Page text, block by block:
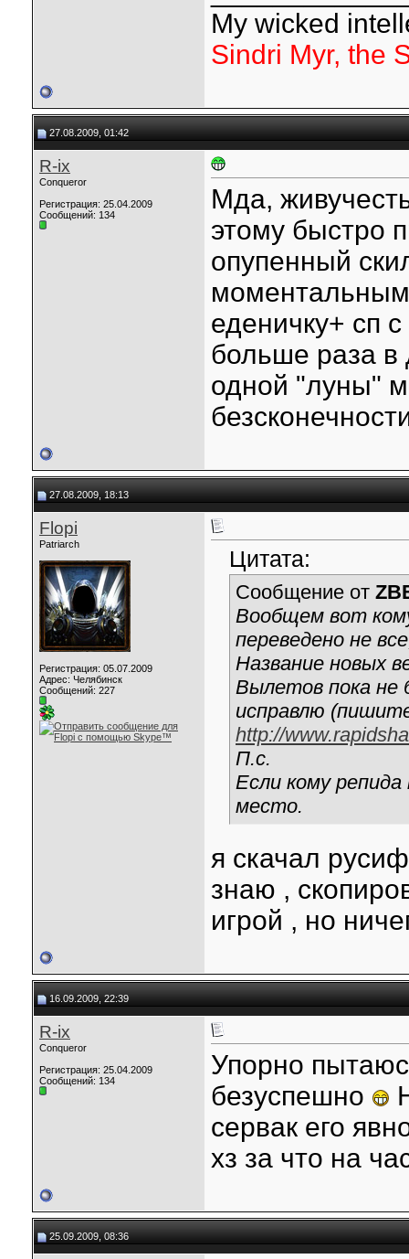
My wicked
Sindri Myr, the
27.08.2009, 01:42
R-ix
Conqueror
Регистрация: 25.04.2009
Сообщений: 134
Мда,
этому быстро
опупенный
еденичку+ сп
больше раза в
одной "луны"
27.08.2009, 18:13
Flopi
Patriarch
Регистрация: 05.07.2009
Адрес: Челябинск
Сообщений: 227
Цитата:
Сообщение от
Вообщем вот
переведено не
Название новых
Вылетов пока
исправлю
http://
П.с.
Если кому
место.
я скачал
знаю ,
игрой , но
16.09.2009, 22:39
R-ix
Conqueror
Регистрация: 25.04.2009
Сообщений: 134
Упорно
безуспешно
сервак его
хз за что на
25.09.2009, 08:36